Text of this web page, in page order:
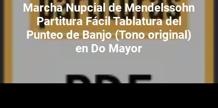
Marcha Nupcial de Mendelssohn
Partitura Fácil Tablatura del
Punteo de Banjo (Tono original)
en Do Mayor